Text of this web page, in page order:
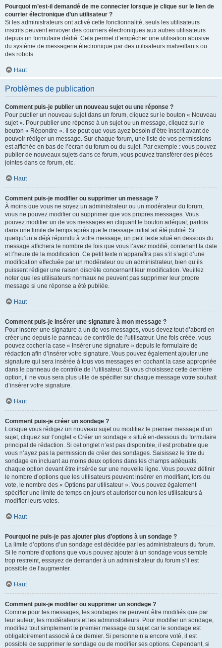
Pourquoi m’est-il demandé de me connecter lorsque je clique sur le lien de
courrier électronique d’un utilisateur ?
Si les administrateurs ont activé cette fonctionnalité, seuls les utilisateurs
inscrits peuvent envoyer des courriers électroniques aux autres utilisateurs
depuis un formulaire dédié. Cela permet d’empêcher une utilisation abusive
du système de messagerie électronique par des utilisateurs malveillants ou
des robots.
Haut
Problèmes de publication
Comment puis-je publier un nouveau sujet ou une réponse ?
Pour publier un nouveau sujet dans un forum, cliquez sur le bouton « Nouveau
sujet ». Pour publier une réponse à un sujet ou un message, cliquez sur le
bouton « Répondre ». Il se peut que vous ayez besoin d’être inscrit avant de
pouvoir rédiger un message. Sur chaque forum, une liste de vos permissions
est affichée en bas de l’écran du forum ou du sujet. Par exemple : vous pouvez
publier de nouveaux sujets dans ce forum, vous pouvez transférer des pièces
jointes dans ce forum, etc.
Haut
Comment puis-je modifier ou supprimer un message ?
À moins que vous ne soyez un administrateur ou un modérateur du forum,
vous ne pouvez modifier ou supprimer que vos propres messages. Vous
pouvez modifier un de vos messages en cliquant le bouton adéquat, parfois
dans une limite de temps après que le message initial ait été publié. Si
quelqu’un a déjà répondu à votre message, un petit texte situé en dessous du
message affichera le nombre de fois que vous l’avez modifié, contenant la date
et l’heure de la modification. Ce petit texte n’apparaîtra pas s’il s’agit d’une
modification effectuée par un modérateur ou un administrateur, bien qu’ils
puissent rédiger une raison discrète concernant leur modification. Veuillez
noter que les utilisateurs normaux ne peuvent pas supprimer leur propre
message si une réponse a été publiée.
Haut
Comment puis-je insérer une signature à mon message ?
Pour insérer une signature à un de vos messages, vous devez tout d’abord en
créer une depuis le panneau de contrôle de l’utilisateur. Une fois créée, vous
pouvez cocher la case « Insérer une signature » depuis le formulaire de
rédaction afin d’insérer votre signature. Vous pouvez également ajouter une
signature qui sera insérée à tous vos messages en cochant la case appropriée
dans le panneau de contrôle de l’utilisateur. Si vous choisissez cette dernière
option, il ne vous sera plus utile de spécifier sur chaque message votre souhait
d’insérer votre signature.
Haut
Comment puis-je créer un sondage ?
Lorsque vous rédigez un nouveau sujet ou modifiez le premier message d’un
sujet, cliquez sur l’onglet « Créer un sondage » situé en-dessous du formulaire
principal de rédaction. Si cet onglet n’est pas disponible, il est probable que
vous n’ayez pas la permission de créer des sondages. Saisissez le titre du
sondage en incluant au moins deux options dans les champs adéquats,
chaque option devant être insérée sur une nouvelle ligne. Vous pouvez définir
le nombre d’options que les utilisateurs peuvent insérer en modifiant, lors du
vote, le nombre des « Options par utilisateur ». Vous pouvez également
spécifier une limite de temps en jours et autoriser ou non les utilisateurs à
modifier leurs votes.
Haut
Pourquoi ne puis-je pas ajouter plus d’options à un sondage ?
La limite d’options d’un sondage est décidée par les administrateurs du forum.
Si le nombre d’options que vous pouvez ajouter à un sondage vous semble
trop restreint, essayez de demander à un administrateur du forum s’il est
possible de l’augmenter.
Haut
Comment puis-je modifier ou supprimer un sondage ?
Comme pour les messages, les sondages ne peuvent être modifiés que par
leur auteur, les modérateurs et les administrateurs. Pour modifier un sondage,
modifiez tout simplement le premier message du sujet car le sondage est
obligatoirement associé à ce dernier. Si personne n’a encore voté, il est
possible de supprimer le sondage ou de modifier ses options. Cependant, si